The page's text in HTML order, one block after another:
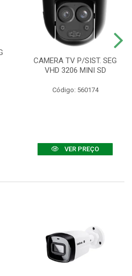
CAMERA TV P/SIST. SEG
VHD 3206 MINI SD
Código: 560174
VER PREÇO